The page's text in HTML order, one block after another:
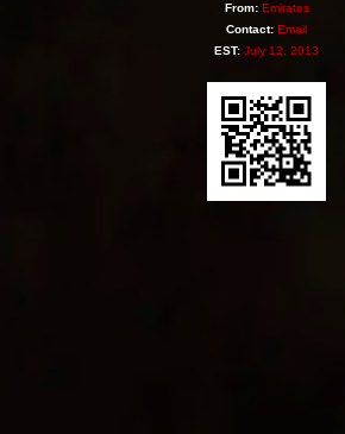
From: Emirates
Contact: Email
EST: July 12, 2013